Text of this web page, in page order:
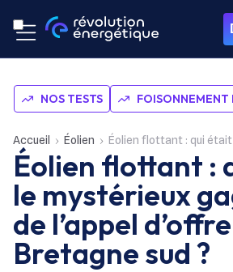
NOS TESTS FOISONNEMENT
Accueil Éolien Éolien flottant : qui était le mystérieux
Éolien flottant :
le mystérieux
de l’appel d’offre
Bretagne sud ?